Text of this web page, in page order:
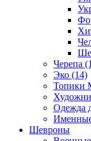
Черепа
Эко (14)
Топики
Одежда
Шевроны